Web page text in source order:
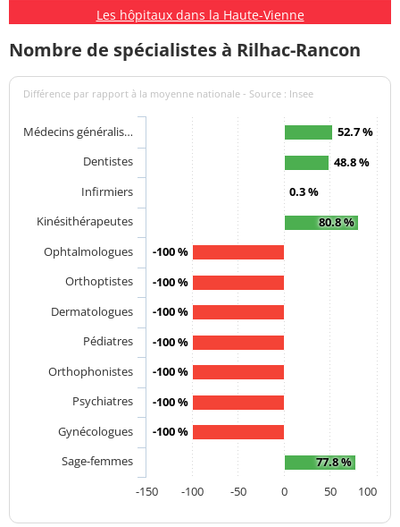
Les hôpitaux dans la Haute-Vienne
Nombre de spécialistes à Rilhac-Rancon
Différence par rapport à la moyenne nationale - Source : Insee
52.7 %
48.8 %
0.3 %
80.8 %
-100 %
-100 %
-100 %
-100 %
-100 %
-100 %
-100 %
77.8 %
Médecins généralis…
Dentistes
Infirmiers
Kinésithérapeutes
Ophtalmologues
Orthoptistes
Dermatologues
Pédiatres
Orthophonistes
Psychiatres
Gynécologues
Sage-femmes
-100
-50 0 50 100
-150